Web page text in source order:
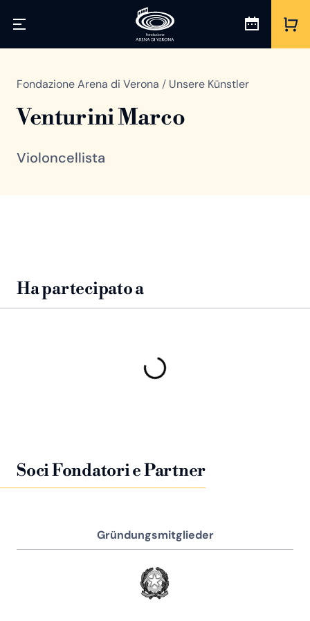
Fondazione Arena di Verona / Unsere Künstler
Venturini Marco
Violoncellista
Ha partecipato a
Soci Fondatori e Partner
Gründungsmitglieder